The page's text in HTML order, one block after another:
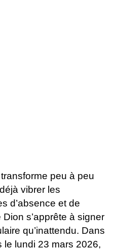
peu à peu
vibrer les
d’absence et de
s’apprête à signer
qu’inattendu. Dans
le lundi 23 mars 2026,